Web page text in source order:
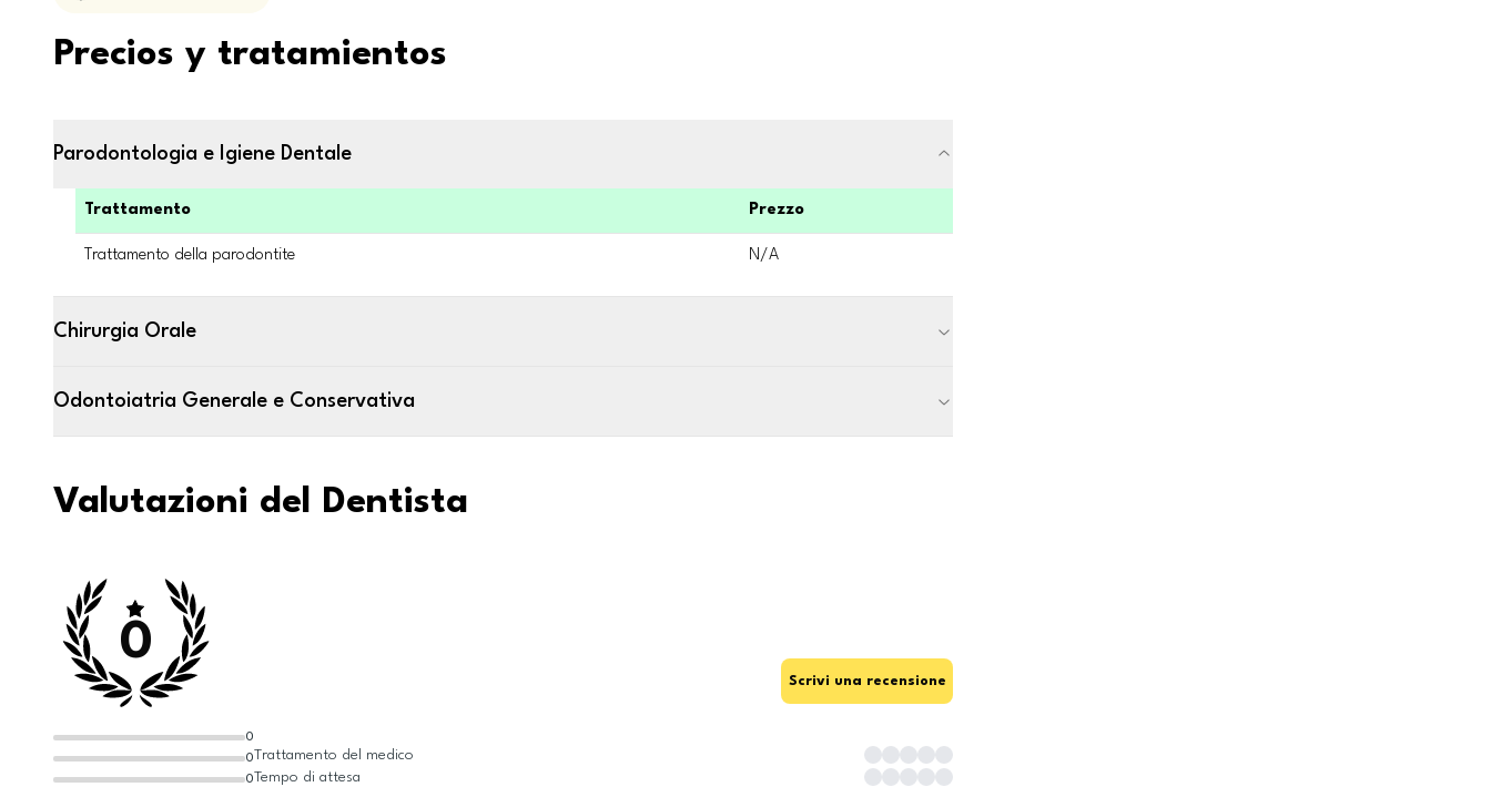
Precios y tratamientos
Parodontologia e Igiene Dentale
Trattamento Prezzo
Trattamento della parodontite N/A
Chirurgia Orale
Odontoiatria Generale e Conservativa
Valutazioni del Dentista
0
0
0
0
Scrivi una recensione
Trattamento del medico
Tempo di attesa